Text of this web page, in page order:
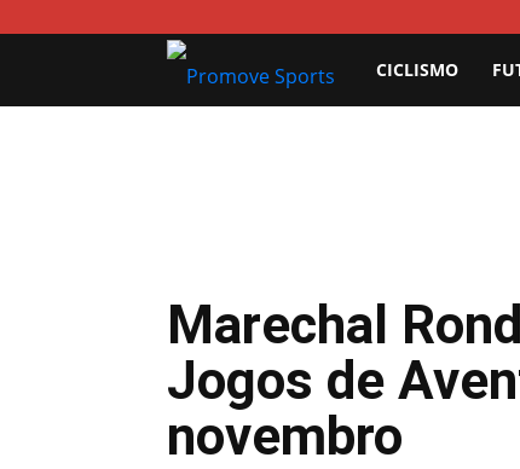
Promove
CICLISMO
Marechal
Jogos de
novembro